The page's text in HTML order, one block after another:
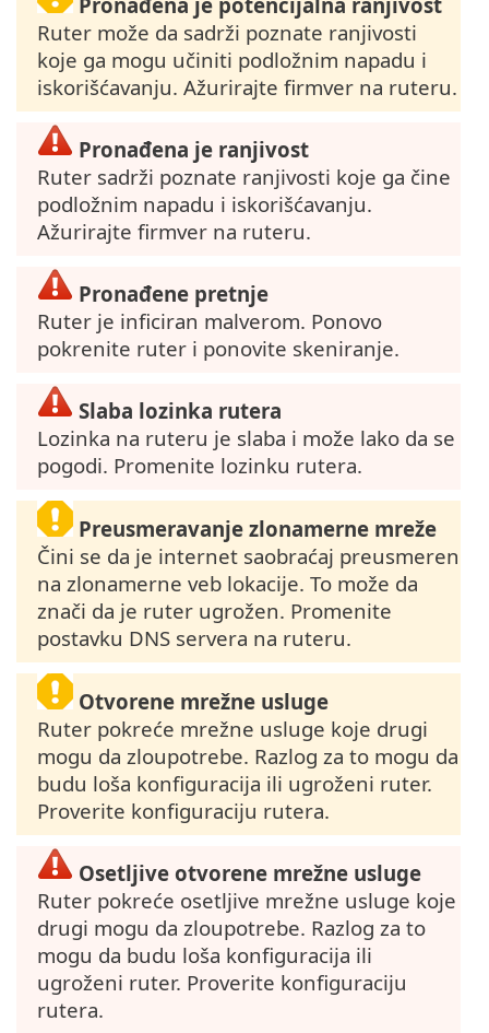
Ruter može da sadrži poznate ranjivosti
koje ga mogu učiniti podložnim napadu i
iskorišćavanju. Ažurirajte firmver na ruteru.
Pronađena je ranjivost
Ruter sadrži poznate ranjivosti koje ga čine
podložnim napadu i iskorišćavanju.
Ažurirajte firmver na ruteru.
Pronađene pretnje
Ruter je inficiran malverom. Ponovo
pokrenite ruter i ponovite skeniranje.
Slaba lozinka rutera
Lozinka na ruteru je slaba i može lako da se
pogodi. Promenite lozinku rutera.
Preusmeravanje zlonamerne mreže
Čini se da je internet saobraćaj preusmeren
na zlonamerne veb lokacije. To može da
znači da je ruter ugrožen. Promenite
postavku DNS servera na ruteru.
Otvorene mrežne usluge
Ruter pokreće mrežne usluge koje drugi
mogu da zloupotrebe. Razlog za to mogu da
budu loša konfiguracija ili ugroženi ruter.
Proverite konfiguraciju rutera.
Osetljive otvorene mrežne usluge
Ruter pokreće osetljive mrežne usluge koje
drugi mogu da zloupotrebe. Razlog za to
mogu da budu loša konfiguracija ili
ugroženi ruter. Proverite konfiguraciju
rutera.